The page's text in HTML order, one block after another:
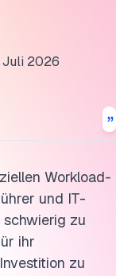
Juli 2026
Workload-
und IT-
schwierig zu
ihr
zu